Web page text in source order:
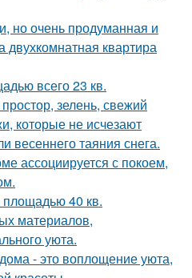
но очень продуманная и
двухкомнатная квартира
всего 23 кв.
зелень, свежий
которые не исчезают
весеннего таяния снега.
ассоциируется с покоем,
площадью 40 кв.
материалов,
уюта.
- это воплощение уюта,